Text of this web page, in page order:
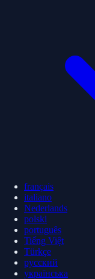
français
italiano
Nederlands
polski
português
Tiếng Việt
Türkçe
русский
українська